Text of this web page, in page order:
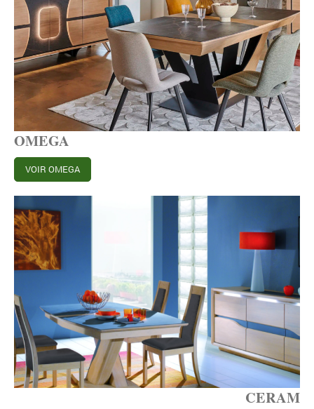
OMEGA
VOIR OMEGA
CERAM